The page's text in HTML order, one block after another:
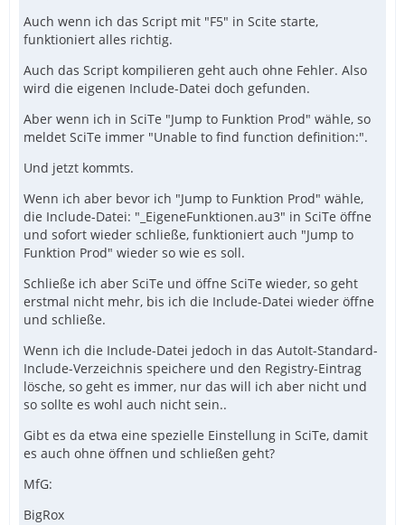
Auch wenn ich das Script mit "F5" in Scite starte,
funktioniert alles richtig.
Auch das Script kompilieren geht auch ohne Fehler. Also
wird die eigenen Include-Datei doch gefunden.
Aber wenn ich in SciTe "Jump to Funktion Prod" wähle, so
meldet SciTe immer "Unable to find function definition:".
Und jetzt kommts.
Wenn ich aber bevor ich "Jump to Funktion Prod" wähle,
die Include-Datei: "_EigeneFunktionen.au3" in SciTe öffne
und sofort wieder schließe, funktioniert auch "Jump to
Funktion Prod" wieder so wie es soll.
Schließe ich aber SciTe und öffne SciTe wieder, so geht
erstmal nicht mehr, bis ich die Include-Datei wieder öffne
und schließe.
Wenn ich die Include-Datei jedoch in das AutoIt-Standard-
Include-Verzeichnis speichere und den Registry-Eintrag
lösche, so geht es immer, nur das will ich aber nicht und
so sollte es wohl auch nicht sein..
Gibt es da etwa eine spezielle Einstellung in SciTe, damit
es auch ohne öffnen und schließen geht?
MfG:
BigRox